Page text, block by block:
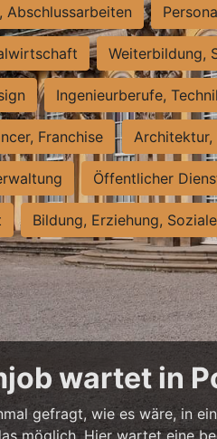
Abschlussarbeiten
Weiterbildung,
Ingenieurberufe,
Franchise Architektur,
Öffentlicher
Bildung, Erziehung,
wartet in
gefragt, wie es wäre, in